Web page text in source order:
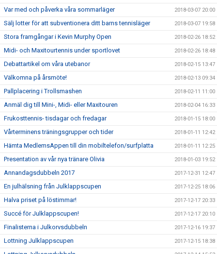
Var med och påverka våra sommarläger 2018-03-07 20:00
Sälj lotter för att subventionera ditt barns tennisläger 2018-03-07 19:58
Stora framgångar i Kevin Murphy Open 2018-02-26 18:52
Midi- och Maxitourtennis under sportlovet 2018-02-26 18:48
Debattartikel om våra utebanor 2018-02-15 13:47
Välkomna på årsmöte! 2018-02-13 09:34
Pallplacering i Trollsmashen 2018-02-11 11:00
Anmäl dig till Mini-, Midi- eller Maxitouren 2018-02-04 16:33
Frukosttennis- tisdagar och fredagar 2018-01-15 18:00
Vårterminens träningsgrupper och tider 2018-01-11 12:42
Hämta MedlemsAppen till din mobiltelefon/surfplatta 2018-01-11 12:25
Presentation av vår nya tränare Olivia 2018-01-03 19:52
Annandagsdubbeln 2017 2017-12-31 12:47
En julhälsning från Julklappscupen 2017-12-25 18:06
Halva priset på löstimmar! 2017-12-17 20:33
Succé för Julklappscupen! 2017-12-17 20:10
Finalisterna i Julkorvsdubbeln 2017-12-16 19:37
Lottning Julklappscupen 2017-12-15 18:38